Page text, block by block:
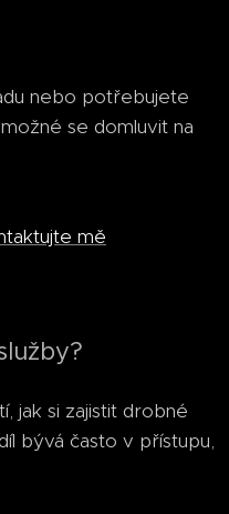
nebo potřebujete
se domluvit na
mě
jak si zajistit drobné
bývá často v přístupu,